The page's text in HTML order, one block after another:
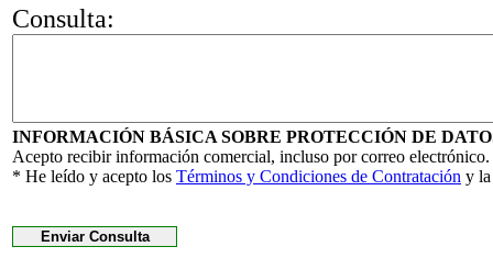
Consulta:
INFORMACIÓN BÁSICA SOBRE PROTECCIÓN DE
Acepto recibir información comercial, incluso por correo electrónico.
* He leído y acepto los Términos y Condiciones de Contratación y